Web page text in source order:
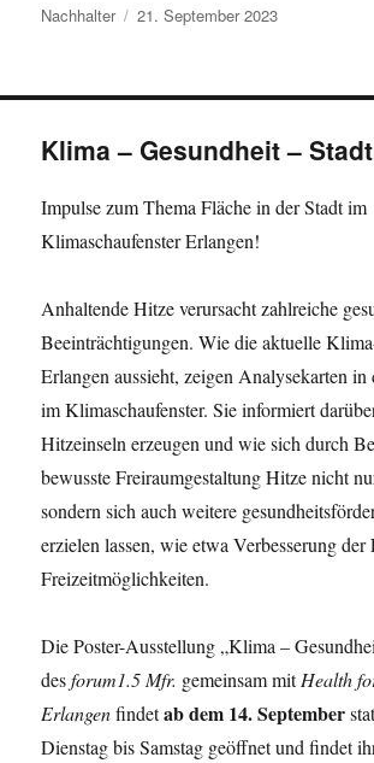
Autor
Nachhalter
Veröffentlicht
21. September 2023
Klima – Gesundheit –
Impulse zum Thema Fläche in der Stadt im
Klimaschaufenster Erlangen!
Anhaltende Hitze verursacht zahlreiche
Beeinträchtigungen. Wie die aktuelle
Erlangen aussieht, zeigen Analysekarten
im Klimaschaufenster. Sie informiert
Hitzeinseln erzeugen und wie sich durch
bewusste Freiraumgestaltung Hitze nicht
sondern sich auch weitere
erzielen lassen, wie etwa Verbesserung
Freizeitmöglichkeiten.
Die Poster-Ausstellung „Klima –
desforum1.5 Mfr. gemeinsam mitHealth
Erlangenfindetab dem 14. September
Dienstag bis Samstag geöffnet und findet